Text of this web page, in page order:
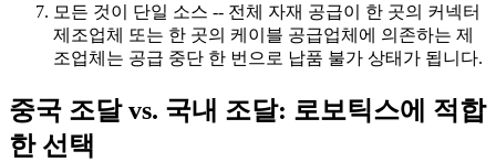
모든 것이 단일 소스 -- 전체 자재 공급이 한 곳의 커넥터
제조업체 또는 한 곳의 케이블 공급업체에 의존하는 제
조업체는 공급 중단 한 번으로 납품 불가 상태가 됩니다.
중국 조달 vs. 국내 조달: 로보틱스에 적합
한 선택